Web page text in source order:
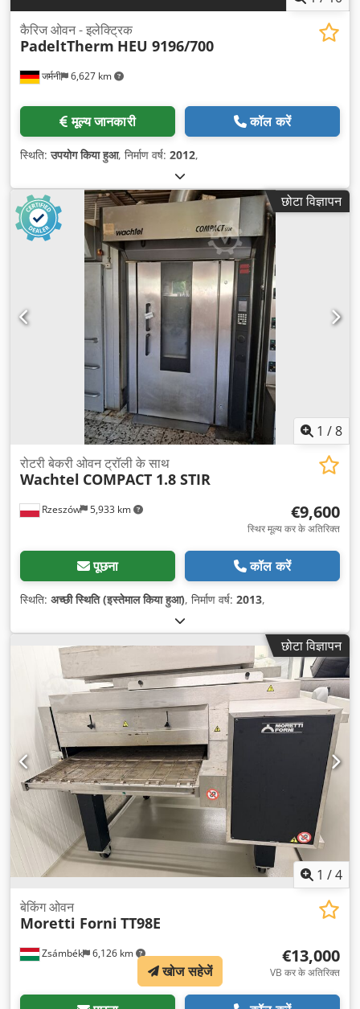
जर्मनी 6,627 km
कैरिज ओवन - इलेक्ट्रिक
PadeltTherm HEU 9196/700
मूल्य जानकारी कॉल करें
स्थिति:उपयोग किया हुआ, निर्माण वर्ष: 2012,
छोटा विज्ञापन
1 /8
Rzeszów 5,933 km
रोटरी बेकरी ओवन ट्रॉली के साथ
Wachtel COMPACT 1.8 STIR
€9,600
स्थिर मूल्य कर के अतिरिक्त
पूछना कॉल करें
स्थिति: अच्छी स्थिति (इस्तेमाल किया हुआ), निर्माण वर्ष: 2013,
छोटा विज्ञापन
1 /4
Zsámbék 6,126 km
बेकिंग ओवन
Moretti Forni TT98E
€13,000
VB कर के अतिरिक्त
खोज सहेजें